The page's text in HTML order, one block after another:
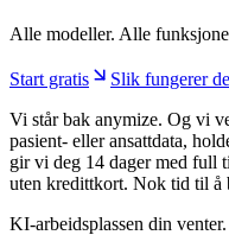
Alle modeller. Alle
Start gratis
Slik fungerer
Vi står bak anymize. Og vi
pasient- eller ansattdata,
gir vi deg 14 dager med full
uten kredittkort. Nok tid til å
KI-arbeidsplassen din venter.